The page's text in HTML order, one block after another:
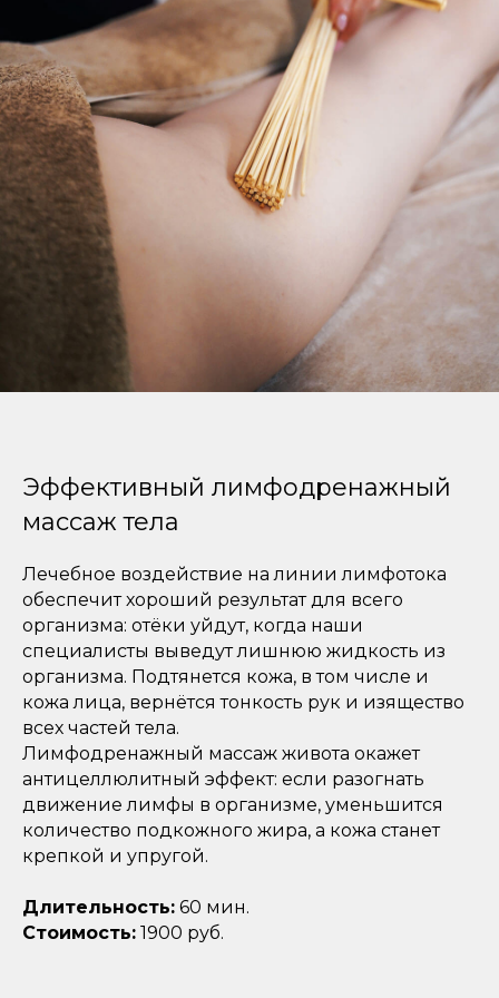
Эффективный лимфодренажный
массаж тела
Лечебное воздействие на линии лимфотока
обеспечит хороший результат для всего
организма: отёки уйдут, когда наши
специалисты выведут лишнюю жидкость из
организма. Подтянется кожа, в том числе и
кожа лица, вернётся тонкость рук и изящество
всех частей тела.
Лимфодренажный массаж живота окажет
антицеллюлитный эффект: если разогнать
движение лимфы в организме, уменьшится
количество подкожного жира, а кожа станет
крепкой и упругой.
Длительность: 60 мин.
Стоимость: 1900 руб.